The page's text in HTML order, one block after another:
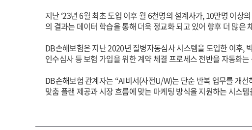
지난 ‘23년 6월 최초 도입 이후 월 6천명의 설계사가, 10만명 이
의 결과는 데이터 학습을 통해 더욱 정교화 되고 있어 향후 더 많
DB손해보험은 지난 2020년 질병자동심사 시스템을 도입한 이후,
인수심사 등 보험 가입을 위한 계약 체결 프로세스 전반을 자동화
DB손해보험 관계자는 “AI비서(사전U/W)는 단순 반복 업무를 개
맞춤 플랜 제공과 시장 흐름에 맞는 마케팅 방식을 지원하는 시스